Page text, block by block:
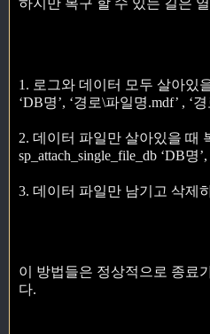
하지만 복구 할 수 있는 길은
1. 로그와 데이터 모두 살아있
‘DB명’, ‘경로\파일명.mdf’ , ‘
2. 데이터 파일만 살아있을 때
sp_attach_single_file_db ‘DB명
3. 데이터 파일만 남기고 삭제
이 방법들은 정상적으로 종료
다.